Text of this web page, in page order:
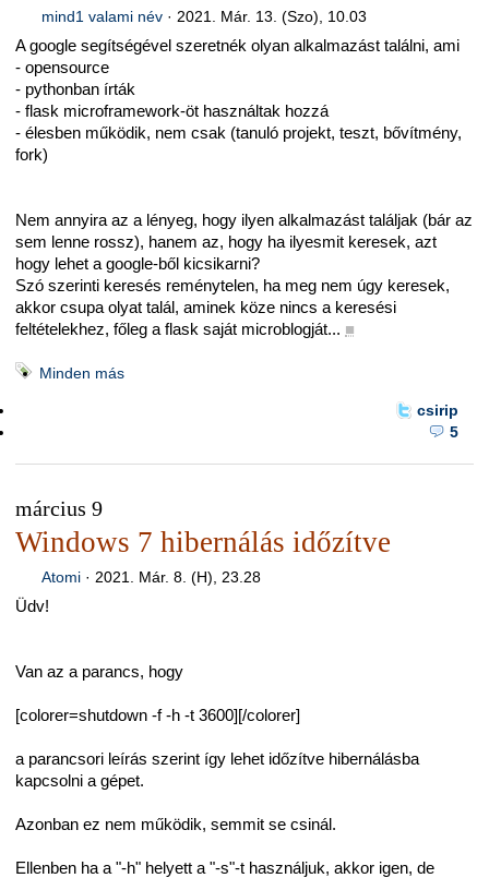
mind1 valami név· 2021. Már. 13. (Szo), 10.03
A google segítségével szeretnék olyan alkalmazást találni, ami
- opensource
- pythonban írták
- flask microframework-öt használtak hozzá
- élesben működik, nem csak (tanuló projekt, teszt, bővítmény,
fork)
Nem annyira az a lényeg, hogy ilyen alkalmazást találjak (bár az
sem lenne rossz), hanem az, hogy ha ilyesmit keresek, azt
hogy lehet a google-ből kicsikarni?
Szó szerinti keresés reménytelen, ha meg nem úgy keresek,
akkor csupa olyat talál, aminek köze nincs a keresési
feltételekhez, főleg a flask saját microblogját... ■
Minden más
csirip
5
március 9
Windows 7 hibernálás időzítve
Atomi· 2021. Már. 8. (H), 23.28
Üdv!
Van az a parancs, hogy
[colorer=shutdown -f -h -t 3600][/colorer]
a parancsori leírás szerint így lehet időzítve hibernálásba
kapcsolni a gépet.
Azonban ez nem működik, semmit se csinál.
Ellenben ha a "-h" helyett a "-s"-t használjuk, akkor igen, de